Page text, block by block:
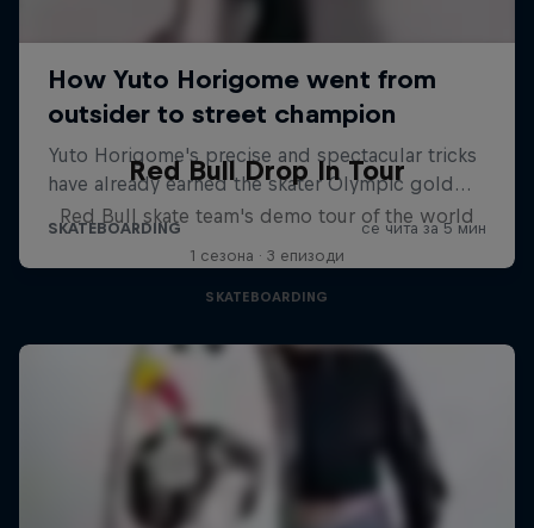
Red Bull Drop In Tour
Red Bull skate team's demo tour of the world
1 сезона · 3 епизоди
SKATEBOARDING